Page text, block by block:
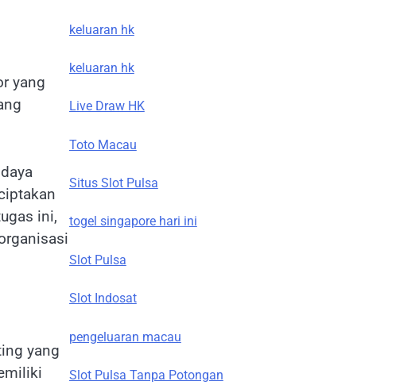
yang
ini,
yang
keluaran hk
keluaran hk
Live Draw HK
Toto Macau
Situs Slot Pulsa
togel singapore hari ini
Slot Pulsa
Slot Indosat
pengeluaran macau
Slot Pulsa Tanpa Potongan